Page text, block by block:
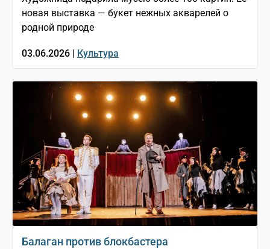
новая выставка — букет нежных акварелей о
родной природе
03.06.2026 | Культура
Балаган против блокбастера